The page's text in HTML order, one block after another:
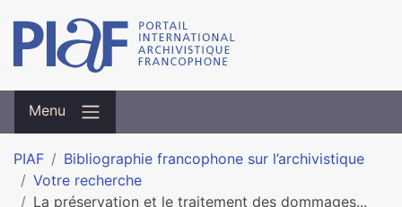
Menu
PIAF
Bibliographie francophone sur l’archivistique
Votre recherche
La préservation et le traitement des dommages...